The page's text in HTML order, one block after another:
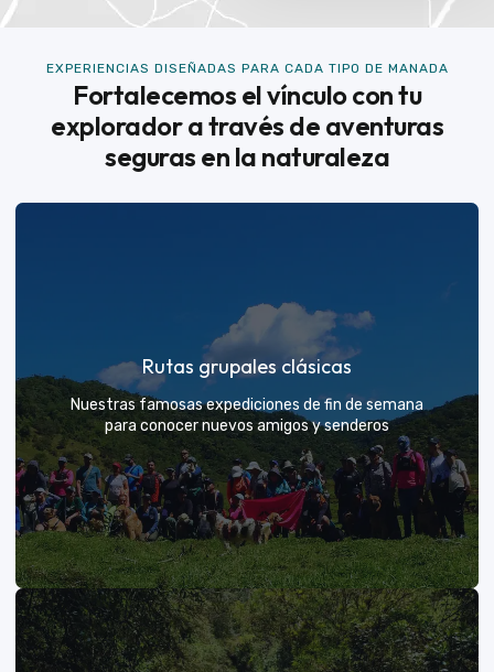
EXPERIENCIAS DISEÑADAS PARA CADA TIPO DE MANADA
Fortalecemos el vínculo con tu
explorador a través de aventuras
seguras en la naturaleza
Rutas grupales clásicas
Nuestras famosas expediciones de fin de semana
para conocer nuevos amigos y senderos